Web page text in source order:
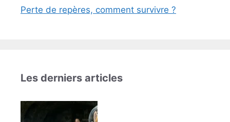
Perte de repères, comment survivre ?
Les derniers articles